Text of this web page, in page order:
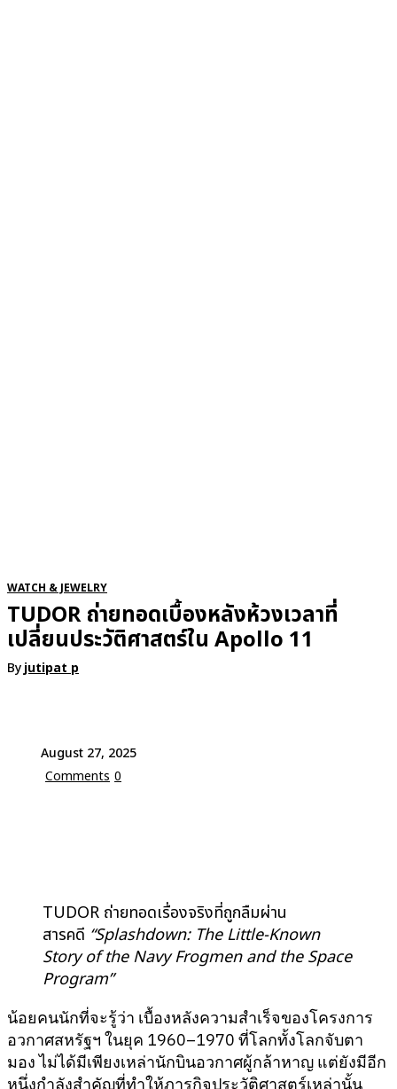
August 27, 2025
Comments 0
WATCH & JEWELRY
TUDOR ถ่ายทอดเบื้องหลังห้วงเวลาที่
เปลี่ยนประวัติศาสตร์ใน Apollo 11
Byjutipat p
TUDOR ถ่ายทอดเรื่องจริงที่ถูกลืมผ่าน
สารคดี “Splashdown: The Little-Known
Story of the Navy Frogmen and the Space
Program”
น้อยคนนักที่จะรู้ว่า เบื้องหลังความสำเร็จของโครงการ
อวกาศสหรัฐฯ ในยุค 1960–1970 ที่โลกทั้งโลกจับตา
มอง ไม่ได้มีเพียงเหล่านักบินอวกาศผู้กล้าหาญ แต่ยังมีอีก
หนึ่งกำลังสำคัญที่ทำให้ภารกิจประวัติศาสตร์เหล่านั้น